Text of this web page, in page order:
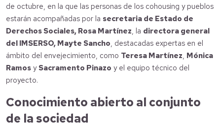
de octubre, en la que las personas de los cohousing y pueblos
estarán acompañadas por la secretaria de Estado de
Derechos Sociales, Rosa Martínez, la directora general
del IMSERSO, Mayte Sancho, destacadas expertas en el
ámbito del envejecimiento, como Teresa Martínez, Mónica
Ramosy Sacramento Pinazo y el equipo técnico del
proyecto.
Conocimiento abierto al conjunto
de la sociedad